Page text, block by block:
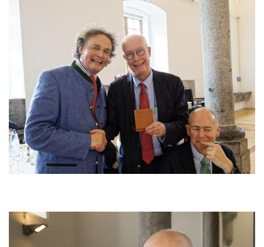
Afbeelding
Afbeelding